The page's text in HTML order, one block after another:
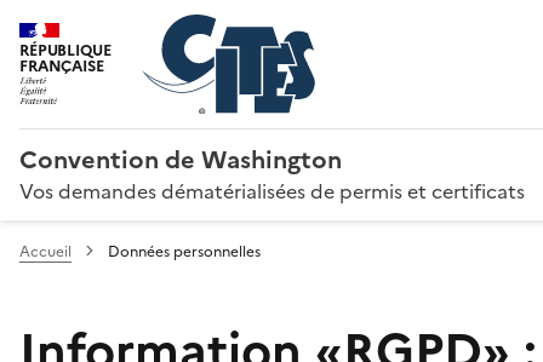
RÉPUBLIQUE
FRANÇAISE
Convention de Washington
Vos demandes dématérialisées de permis et certificats
Accueil Données personnelles